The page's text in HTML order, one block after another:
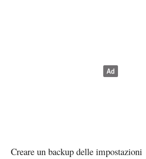
Creare un backup delle impostazioni